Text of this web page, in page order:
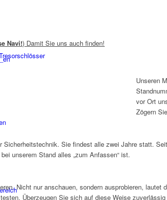
Navi!) Damit Sie uns auch finden!
Unseren
vor Ort
Zögern
Sie findest alle zwei Jahre statt.
unserem Stand alles „zum Anfassen“ ist.
Nicht nur anschauen, sondern ausprobieren,
Überzeugen Sie sich auf diese Weise